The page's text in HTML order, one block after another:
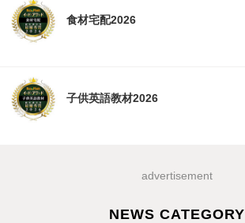
食材宅配2026
子供英語教材2026
advertisement
NEWS CATEGORY